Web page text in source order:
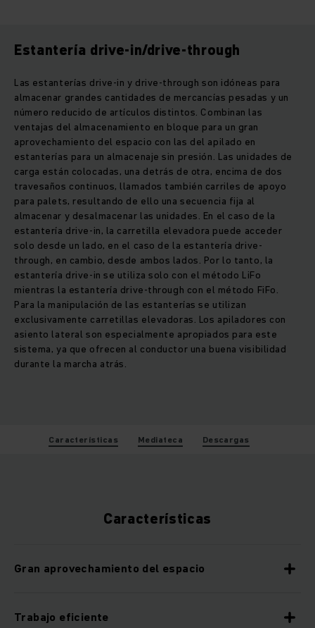
Estantería drive-in/drive-through
Las estanterías drive-in y drive-through son idóneas para
almacenar grandes cantidades de mercancías pesadas y un
número reducido de artículos distintos. Combinan las
ventajas del almacenamiento en bloque para un gran
aprovechamiento del espacio con las del apilado en
estanterías para un almacenaje sin presión. Las unidades de
carga están colocadas, una detrás de otra, encima de dos
travesaños continuos, llamados también carriles de apoyo
para palets, resultando de ello una secuencia fija al
almacenar y desalmacenar las unidades. En el caso de la
estantería drive-in, la carretilla elevadora puede acceder
solo desde un lado, en el caso de la estantería drive-
through, en cambio, desde ambos lados. Por lo tanto, la
estantería drive-in se utiliza solo con el método LiFo
mientras la estantería drive-through con el método FiFo.
Para la manipulación de las estanterías se utilizan
exclusivamente carretillas elevadoras. Los apiladores con
asiento lateral son especialmente apropiados para este
sistema, ya que ofrecen al conductor una buena visibilidad
durante la marcha atrás.
Características Mediateca Descargas
Características
Gran aprovechamiento del espacio
Trabajo eficiente